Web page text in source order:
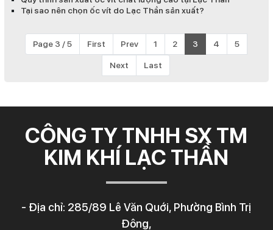
Tại sao nên chọn ốc vít do Lạc Thần sản xuất?
Page 3 / 5 First Prev 1 2 3 4 5
Next Last
CÔNG TY TNHH SX TM
KIM KHÍ LẠC THẦN
- Địa chỉ: 285/89 Lê Văn Quới, Phường Bình Trị
Đông,